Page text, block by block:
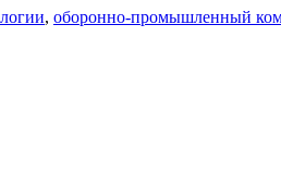
, оборонно-промышленный